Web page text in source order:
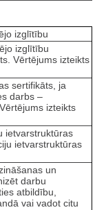
izglītību
izglītību
Vērtējums izteikts
sertifikāts, ja
darbs –
izteikts
ietvarstruktūras
ietvarstruktūras
un
darbu
atbildību,
vai vadot citu